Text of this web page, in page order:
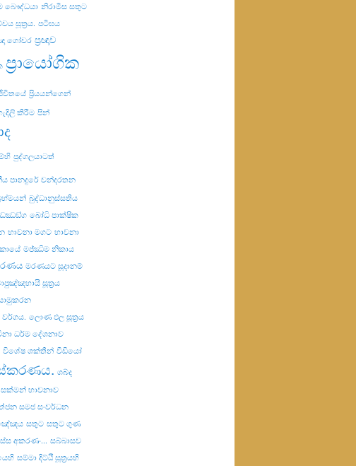
බෞද්ධයා නිරාමිස සතුට
සූත්‍රය. පටිඝය
ගෝචර ප්‍රඥාව
ප්‍රායෝගික
ප්‍රියයන්ගෙන්
කිරීම පින්
පුද්ගලයාටත්
පානදුරේ චන්දරතන
බුද්ධානුස්සතිය
බෝධි පාක්ෂික
භාවනා මගට භාවනා
මජ්‌ඣිම නිකාය
මරණයට සූදානම්
සූත්‍රය
ලොණ ඵල සූත්‍රය
ධර්ම දේශනාව
විශේෂ ශක්තීන් වීඩියෝ
ශබ්ද
සක්මන් භාවනාව
සමජ සංවර්ධන
සතුට සතුට ගුණ
අකරණං... සබ්බාසව
සම්මා දිට්ඨි සූත්‍රයහි